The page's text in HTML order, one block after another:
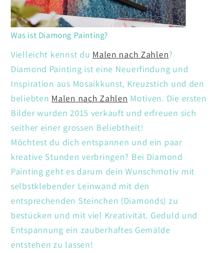
Was ist Diamong Painting?
Vielleicht kennst du Malen nach Zahlen?
Diamond Painting ist eine Neuerfindung und
Inspiration aus Mosaikkunst, Kreuzstich und den
beliebten Malen nach Zahlen Motiven. Die ersten
Bilder wurden 2015 verkauft und erfreuen sich
seither einer grossen Beliebtheit!
Möchtest du dich entspannen und ein paar
kreative Stunden verbringen? Bei Diamond
Painting geht es darum dein Wunschmotiv mit
selbstklebender Leinwand mit den
entsprechenden Steinchen (Diamonds) zu
bestücken und mit viel Kreativität. Geduld und
Entspannung ein zauberhaftes Gemälde
entstehen zu lassen!